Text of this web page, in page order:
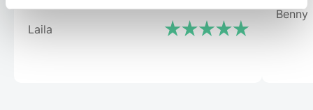
Laila
Benny